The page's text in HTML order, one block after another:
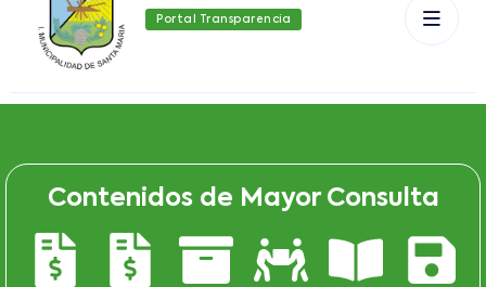
Portal Transparencia
Contenidos de Mayor Consulta